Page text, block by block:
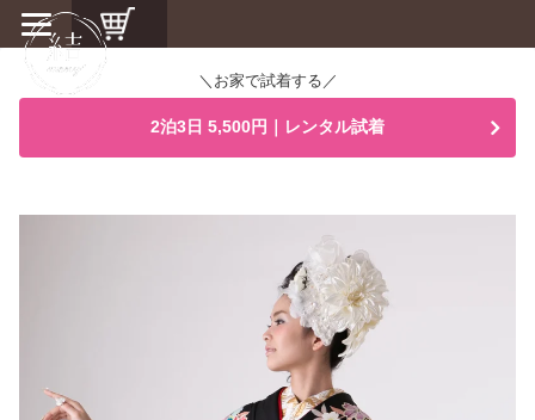
＼お家で試着する／
2泊3日 5,500円｜レンタル試着